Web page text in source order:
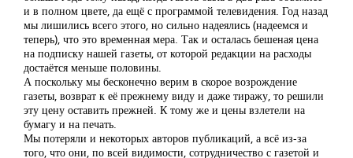
и в полном цвете, да ещё с программой телевидения. Год назад
мы лишились всего этого, но сильно надеялись (надеемся и
теперь), что это временная мера. Так и осталась бешеная цена
на подписку нашей газеты, от которой редакции на расходы
достаётся меньше половины.
А поскольку мы бесконечно верим в скорое возрождение
газеты, возврат к её прежнему виду и даже тиражу, то решили
эту цену оставить прежней. К тому же и цены взлетели на
бумагу и на печать.
Мы потеряли и некоторых авторов публикаций, а всё из-за
того, что они, по всей видимости, сотрудничество с газетой и